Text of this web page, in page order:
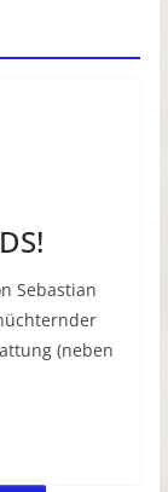
Sebastian
(neben